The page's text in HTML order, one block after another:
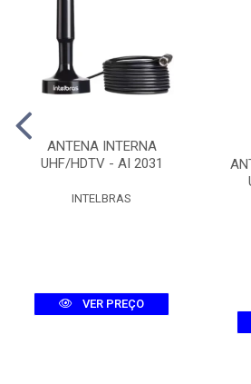
ANTENA INTERNA
UHF/HDTV - AI 2031
INTELBRAS
VER PREÇO